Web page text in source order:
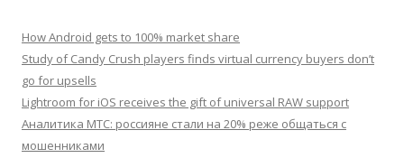
How Android gets to 100% market share
Study of Candy Crush players finds virtual currency buyers don’t
go for upsells
Lightroom for iOS receives the gift of universal RAW support
Аналитика МТС: россияне стали на 20% реже общаться с
мошенниками